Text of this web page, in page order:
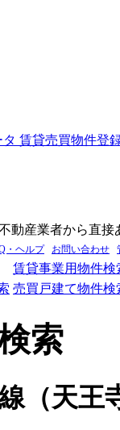
動産業者から直接
・ヘルプ お問い合わせ
賃貸事業用物件検
売買戸建て物件検
索
（天